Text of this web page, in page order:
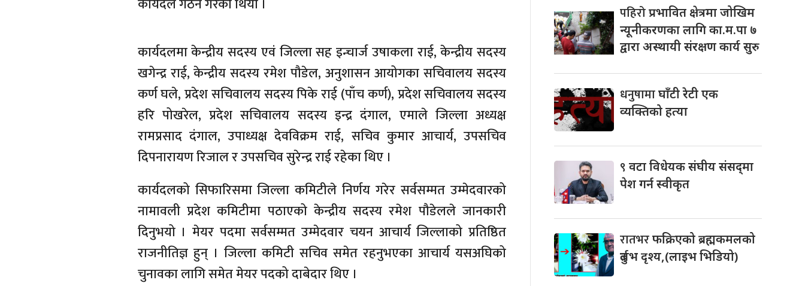
कार्यदलमा केन्द्रीय सदस्य एवं जिल्ला सह इन्चार्ज उषाकला राई, केन्द्रीय सदस्य
खगेन्द्र राई, केन्द्रीय सदस्य रमेश पौडेल, अनुशासन आयोगका सचिवालय सदस्य
कर्ण घले, प्रदेश सचिवालय सदस्य पिके राई (पाँच कर्ण), प्रदेश सचिवालय सदस्य
हरि पोखरेल, प्रदेश सचिवालय सदस्य इन्द्र दंगाल, एमाले जिल्ला अध्यक्ष
रामप्रसाद दंगाल, उपाध्यक्ष देवविक्रम राई, सचिव कुमार आचार्य, उपसचिव
दिपनारायण रिजाल र उपसचिव सुरेन्द्र राई रहेका थिए ।
कार्यदलको सिफारिसमा जिल्ला कमिटीले निर्णय गरेर सर्वसम्मत उम्मेदवारको
नामावली प्रदेश कमिटीमा पठाएको केन्द्रीय सदस्य रमेश पौडेलले जानकारी
दिनुभयो । मेयर पदमा सर्वसम्मत उम्मेदवार चयन आचार्य जिल्लाको प्रतिष्ठित
राजनीतिज्ञ हुन् । जिल्ला कमिटी सचिव समेत रहनुभएका आचार्य यसअघिको
चुनावका लागि समेत मेयर पदको दाबेदार थिए ।
पहिरोप्रभावित क्षेत्रमा जोखिम
न्यूनीकरणका लागि का.म.पा ७
द्वारा अस्थायी संरक्षण कार्य सुरु
धनुषामाघाँटी रेटी एक
व्यक्तिको हत्या
९वटा विधेयक संघीय संसद्‌मा
पेश गर्न स्वीकृत
रातभरफक्रिएको ब्रह्मकमलको
दुर्लभ दृश्य,(लाइभ भिडियो)